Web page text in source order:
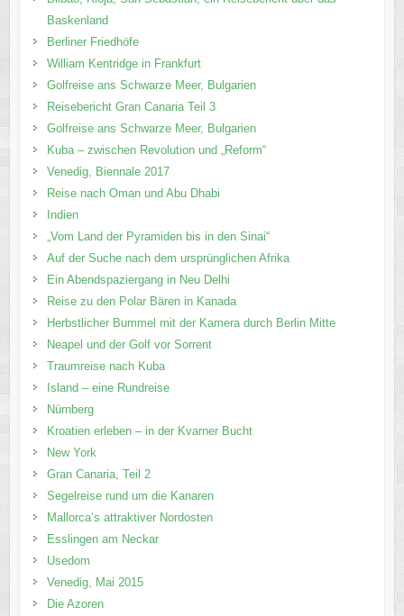
Baskenland
Berliner Friedhöfe
William Kentridge in Frankfurt
Golfreise ans Schwarze Meer, Bulgarien
Reisebericht Gran Canaria Teil 3
Golfreise ans Schwarze Meer, Bulgarien
Kuba – zwischen Revolution und „Reform“
Venedig, Biennale 2017
Reise nach Oman und Abu Dhabi
Indien
„Vom Land der Pyramiden bis in den Sinai“
Auf der Suche nach dem ursprünglichen Afrika
Ein Abendspaziergang in Neu Delhi
Reise zu den Polar Bären in Kanada
Herbstlicher Bummel mit der Kamera durch Berlin Mitte
Neapel und der Golf vor Sorrent
Traumreise nach Kuba
Island – eine Rundreise
Nürnberg
Kroatien erleben – in der Kvarner Bucht
New York
Gran Canaria, Teil 2
Segelreise rund um die Kanaren
Mallorca‘s attraktiver Nordosten
Esslingen am Neckar
Usedom
Venedig, Mai 2015
Die Azoren